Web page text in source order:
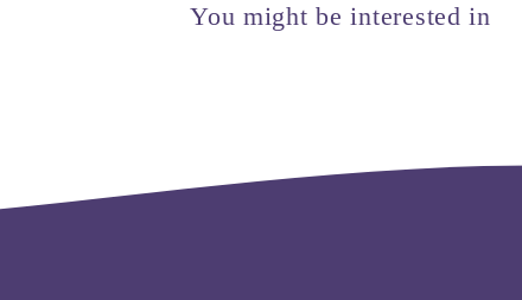
You might be interested in